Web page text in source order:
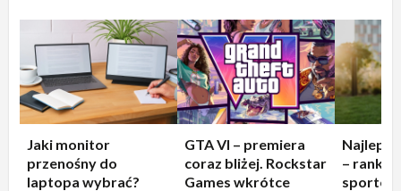
Jaki monitor
przenośny do
laptopa wybrać?
GTA VI – premiera
coraz bliżej. Rockstar
Games wkrótce
–